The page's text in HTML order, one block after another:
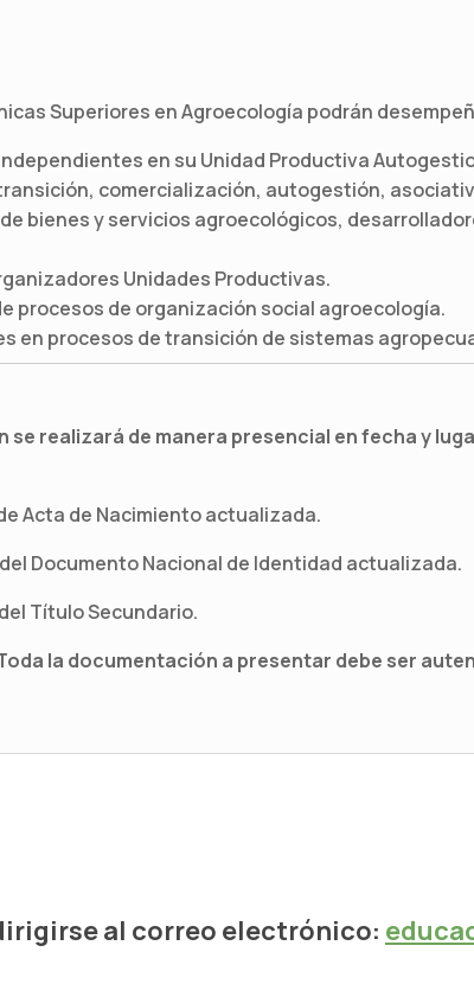
Superiores en Agroecología podrán
en su Unidad Productiva
comercialización, autogestión,
bienes y servicios agroecológicos,
Unidades Productivas.
procesos de organización social agroecología.
en procesos de transición de sistemas
se realizará de manera presencial en fecha y
Acta de Nacimiento actualizada.
Documento Nacional de Identidad actualizada.
Título Secundario.
la documentación a presentar debe ser
al correo electrónico: